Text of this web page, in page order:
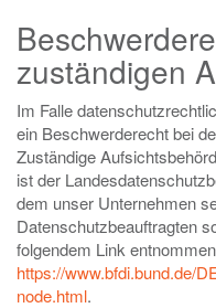
zuständigen
Im Falle
ein Beschwerderecht bei
Zuständige
ist der
dem unser Unternehmen
Datenschutzbeauftragten
folgendem Link
https://www.bfdi.bund.de/
node.html.